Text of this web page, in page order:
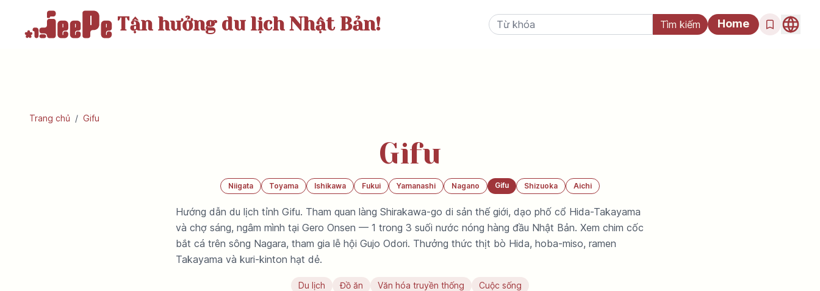
Tận hưởngdu lịch Nhật Bản! Home
Trang chủ / Gifu
Gifu
Niigata Toyama Ishikawa Fukui Yamanashi Nagano Gifu Shizuoka Aichi
Hướng dẫn du lịch tỉnh Gifu. Tham quan làng Shirakawa-go di sản thế giới, dạo phố cổ Hida-Takayama
và chợ sáng, ngâm mình tại Gero Onsen — 1 trong 3 suối nước nóng hàng đầu Nhật Bản. Xem chim cốc
bắt cá trên sông Nagara, tham gia lễ hội Gujo Odori. Thưởng thức thịt bò Hida, hoba-miso, ramen
Takayama và kuri-kinton hạt dẻ.
Du lịch Đồ ăn Văn hóa truyền thống Cuộc sống